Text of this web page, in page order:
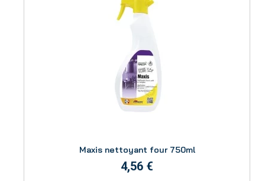
Maxis nettoyant four 750ml
4,56 €